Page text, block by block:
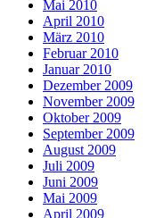
Mai 2010
April 2010
März 2010
Februar 2010
Januar 2010
Dezember 2009
November 2009
Oktober 2009
September 2009
August 2009
Juli 2009
Juni 2009
Mai 2009
April 2009